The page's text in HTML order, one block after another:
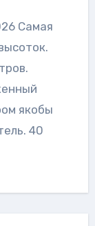
Самая
якобы
40